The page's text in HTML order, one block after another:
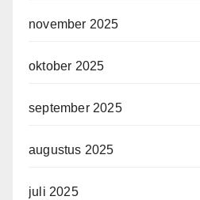
november 2025
oktober 2025
september 2025
augustus 2025
juli 2025